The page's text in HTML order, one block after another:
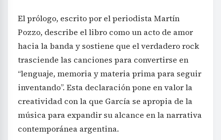
El prólogo, escrito por el periodista Martín
Pozzo, describe el libro como un acto de amor
hacia la banda y sostiene que el verdadero rock
trasciende las canciones para convertirse en
“lenguaje, memoria y materia prima para seguir
inventando”. Esta declaración pone en valor la
creatividad con la que García se apropia de la
música para expandir su alcance en la narrativa
contemporánea argentina.